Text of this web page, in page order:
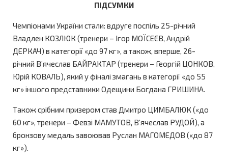
ПІДСУМКИ
Чемпіонами України стали: вдруге поспіль 25-річний
Владлен КОЗЛЮК (тренери – Ігор МОЇСЕЄВ, Андрій
ДЕРКАЧ) в категорії «до 97 кг», а також, вперше, 26-
річний В’ячеслав БАЙРАКТАР (тренери – Георгій ЦОНКОВ,
Юрій КОВАЛЬ), який у фіналі змагань в категорії «до 55
кг» іншого представники Одещини Богдана ГРИШИНА.
Також срібним призером став Дмитро ЦИМБАЛЮК («до
60 кг», тренери – Февзі МАМУТОВ, В’ячеслав РУДОЙ), а
бронзову медаль завоював Руслан МАГОМЕДОВ («до 87
кг»).